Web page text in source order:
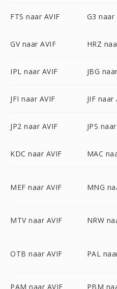
FTS naar AVIF G3 naar
GV naar AVIF HRZ
IPL naar AVIF JBG
JFI naar AVIF JIF naar
JP2 naar AVIF JPS
KDC naar AVIF MAC
MEF naar AVIF MNG
MTV naar AVIF NRW
OTB naar AVIF PAL
PAM naar AVIF PBM